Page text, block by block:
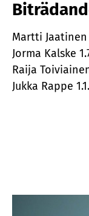
Martti Jaatinen
Jorma Kalske
Raija Toiviainen
Jukka Rappe